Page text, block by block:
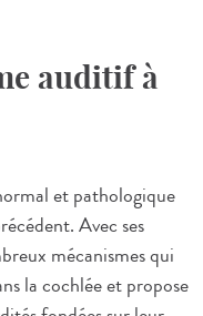
auditif à
et pathologique
Avec ses
mécanismes qui
la cochlée et propose